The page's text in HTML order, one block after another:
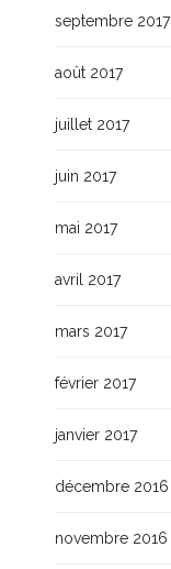
septembre 2017
août 2017
juillet 2017
juin 2017
mai 2017
avril 2017
mars 2017
février 2017
janvier 2017
décembre 2016
novembre 2016